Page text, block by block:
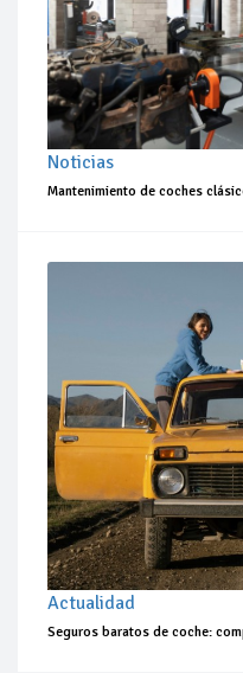
Noticias
Mantenimiento de coches
Actualidad
Seguros baratos de coche: